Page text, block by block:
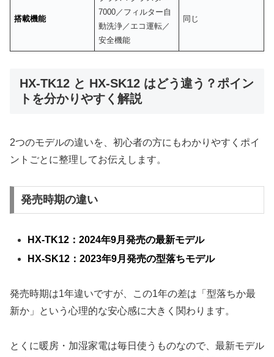
搭載機能
7000／フィルター自
動洗浄／エコ運転／
安全機能
同じ
HX-TK12 と HX-SK12 はどう違う？ポイン
トを分かりやすく解説
2つのモデルの違いを、初心者の方にもわかりやすくポイ
ントごとに整理してお伝えします。
発売時期の違い
HX-TK12：2024年9月発売の最新モデル
HX-SK12：2023年9月発売の型落ちモデル
発売時期は1年違いですが、この1年の差は「型落ちか最
新か」という心理的な安心感に大きく関わります。
とくに暖房・加湿家電は毎日使うものなので、最新モデル